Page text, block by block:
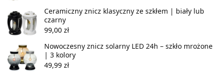
Ceramiczny znicz klasyczny ze szkłem | biały lub
czarny
99,00 zł
Nowoczesny znicz solarny LED 24h – szkło mrożone
| 3 kolory
49,99 zł